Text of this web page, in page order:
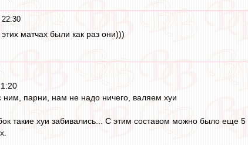
22:30
этих матчах были как раз они)))
парни, нам не надо ничего, валяем хуи
такие хуи забивались... С этим составом можно было еще 5